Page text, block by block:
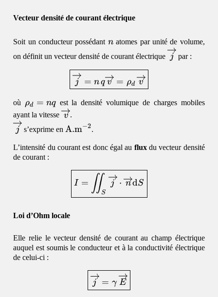
Vecteur densité de courant électrique
Soit un conducteur possédant n
natomes par unité de volume,
on définit un vecteur densité de courant électrique
j par :
j = nq v = ρd v
où \rho_d
= nq
ρd = nqest la densité volumique de charges mobiles
ayant la vitesse \overrightarrow{v}
v .
\overrightarrow{j}
j s’exprime en \mathrm{A.m^{-2}}
A.m−2.
L’intensité du courant est donc égal au fluxdu vecteur densité
de courant :
I = ∬S
j ⋅ ndS
Loi d’Ohm locale
Elle relie le vecteur densité de courant au champ électrique
auquel est soumis le conducteur et à la conductivité électrique
de celui-ci :
j = γ E